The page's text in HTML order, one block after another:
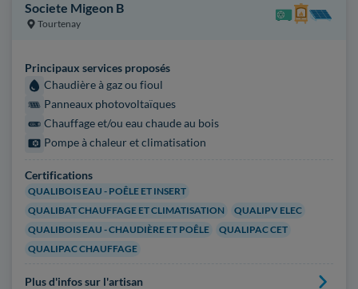
Societe Migeon B
Tourtenay
Principaux services proposés
Chaudière à gaz ou fioul
Panneaux photovoltaïques
Chauffage et/ou eau chaude au bois
Pompe à chaleur et climatisation
Certifications
QUALIBOIS EAU - POÊLE ET INSERT
QUALIBAT CHAUFFAGE ET CLIMATISATION
QUALIPV ELEC
QUALIBOIS EAU - CHAUDIÈRE ET POÊLE
QUALIPAC CET
QUALIPAC CHAUFFAGE
Plus d'infos sur l'artisan